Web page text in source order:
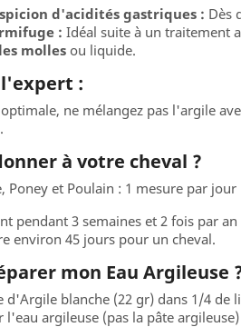
d'acidités gastriques : Dès
: Idéal suite à un traitement
molles ou liquide.
l'expert :
ne mélangez pas l'argile
à votre cheval ?
Poney et Poulain : 1 mesure par
pendant 3 semaines et 2 fois par
environ 45 jours pour un cheval.
mon Eau Argileuse
d'Argile blanche (22 gr) dans 1/4
l'eau argileuse (pas la pâte